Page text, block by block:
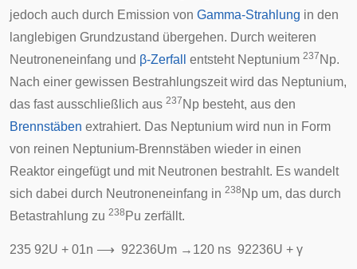
jedoch auch durch Emission von Gamma-Strahlung in den
langlebigen Grundzustand übergehen. Durch weiteren
Neutroneneinfang und β-Zerfall entsteht Neptunium 237 Np.
Nach einer gewissen Bestrahlungszeit wird das Neptunium,
das fast ausschließlich aus 237 Np besteht, aus den
Brennstäben extrahiert. Das Neptunium wird nun in Form
von reinen Neptunium-Brennstäben wieder in einen
Reaktor eingefügt und mit Neutronen bestrahlt. Es wandelt
sich dabei durch Neutroneneinfang in 238 Np um, das durch
Betastrahlung zu 238 Pu zerfällt.
235 92U + 01n ⟶ 92236Um → 120 ns 92236U + γ